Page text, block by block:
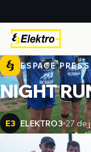
ESPACE
NIGHT
E3 ELEKTRO3 27 de